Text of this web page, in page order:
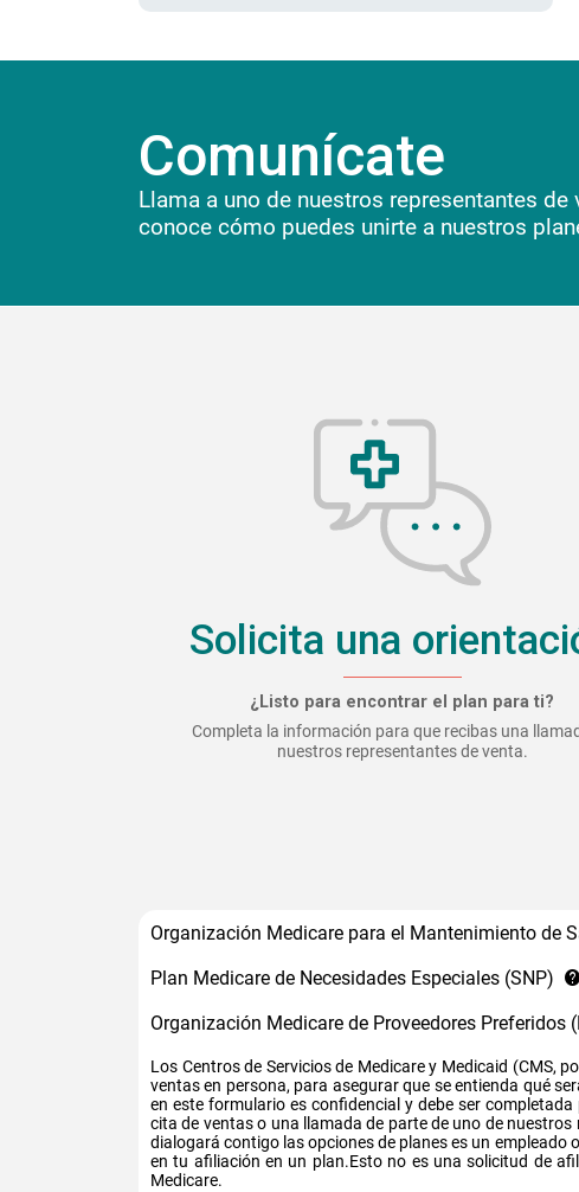
Comunícate
Llama a uno de nuestros representantes de
conoce cómo puedes unirte a nuestros
Solicita una
¿Listo para encontrar el plan para ti?
Completa la información para que recibas una
nuestros representantes de venta.
Organización Medicare para el Mantenimiento de
Plan Medicare de Necesidades Especiales (SNP)
Organización Medicare de Proveedores Preferidos
Los Centros de Servicios de Medicare y Medicaid (CMS,
ventas en persona, para asegurar que se entienda qué
en este formulario es confidencial y debe ser
cita de ventas o una llamada de parte de uno de
dialogará contigo las opciones de planes es un empleado
en tu afiliación en un plan.Esto no es una solicitud de
Medicare.